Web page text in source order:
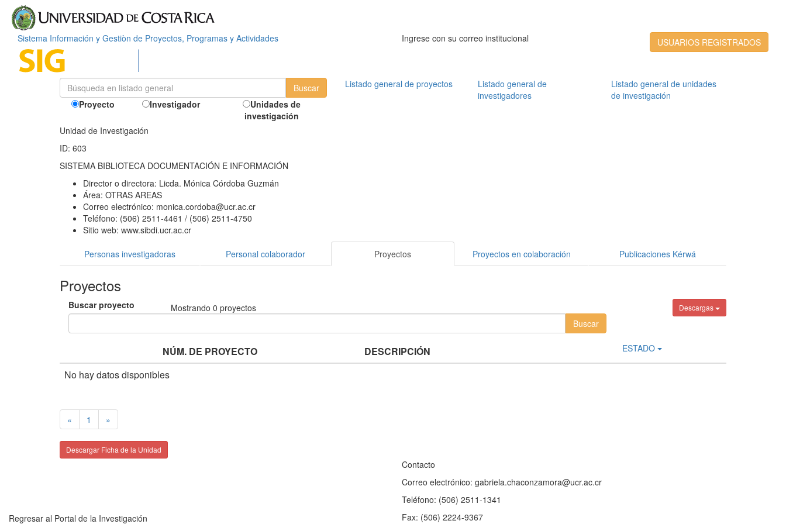
Sistema Información y Gestiòn de Proyectos, Programas y Actividades USUARIOS REGISTRADOS
Ingrese con su correo institucional
Proyecto Investigador
Unidades de
investigación
Listado general de proyectos
Listado general de
investigadores
Listado general de unidades
de investigación
Unidad de Investigación
ID: 603
SISTEMA BIBLIOTECA DOCUMENTACIÓN E INFORMACIÓN
Director o directora: Licda. Mónica Córdoba Guzmán
Área: OTRAS AREAS
Correo electrónico: monica.cordoba@ucr.ac.cr
Teléfono: (506) 2511-4461 / (506) 2511-4750
Sitio web: www.sibdi.ucr.ac.cr
Personas investigadoras Personal colaborador Proyectos Proyectos en colaboración Publicaciones Kérwá
Proyectos
Descargas
Buscar proyecto Mostrando 0 proyectos
NÚM. DE PROYECTO DESCRIPCIÓN ESTADO
No hay datos disponibles
« 1 »
Descargar Ficha de la Unidad
Regresar al Portal de la Investigación
Contacto
Correo electrónico: gabriela.chaconzamora@ucr.ac.cr
Teléfono: (506) 2511-1341
Fax: (506) 2224-9367